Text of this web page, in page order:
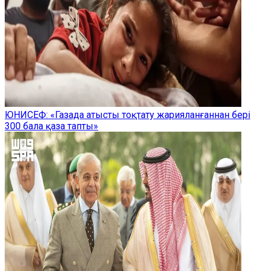
ЮНИСЕФ: «Газада атысты тоқтату жарияланғаннан бері
300 бала қаза тапты»